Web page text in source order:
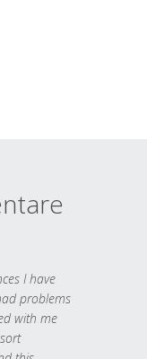
I have
problems
with me